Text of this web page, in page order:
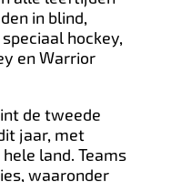
in blind,
hockey,
en Warrior
de tweede
jaar, met
land. Teams
waaronder